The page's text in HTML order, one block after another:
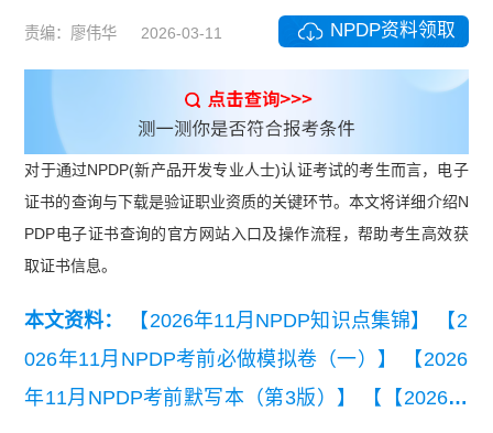
责编：廖伟华 2026-03-11 NPDP资料领取
对于通过NPDP(新产品开发专业人士)认证考试的考生而言，电子
证书的查询与下载是验证职业资质的关键环节。本文将详细介绍N
PDP电子证书查询的官方网站入口及操作流程，帮助考生高效获
取证书信息。
本文资料： 【2026年11月NPDP知识点集锦】
【2
026年11月NPDP考前必做模拟卷（一）】
【2026
年11月NPDP考前默写本（第3版）】
【【2026年